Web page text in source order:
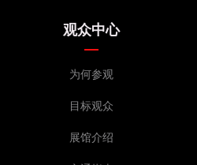
观众中心
为何参观
目标观众
展馆介绍